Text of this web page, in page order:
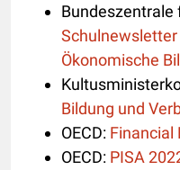
Bundeszentrale
Ökonomische
Bildung und
OECD: Financial
OECD: PISA